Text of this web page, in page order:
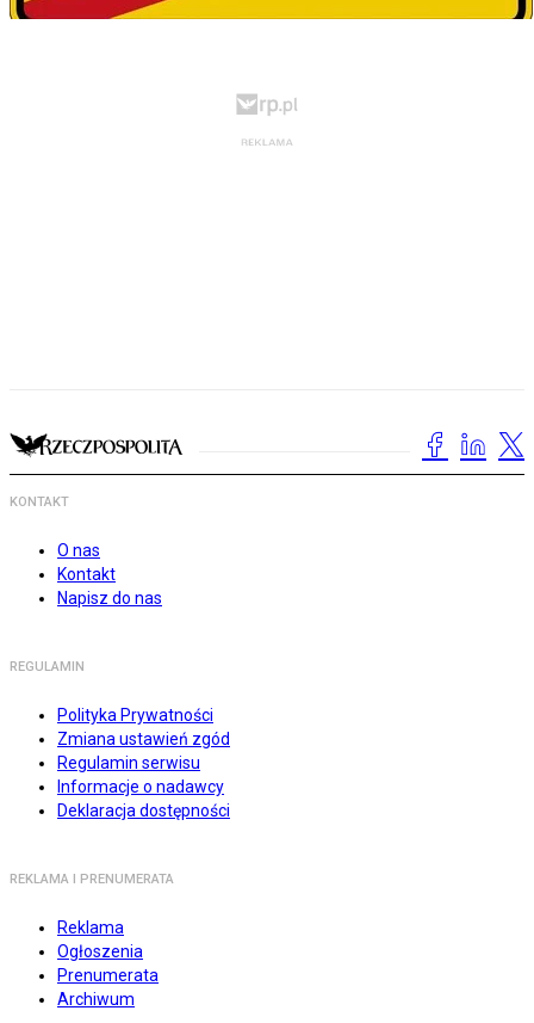
KONTAKT
O nas
Kontakt
Napisz do nas
REGULAMIN
Polityka Prywatności
Zmiana ustawień zgód
Regulamin serwisu
Informacje o nadawcy
Deklaracja dostępności
REKLAMA I PRENUMERATA
Reklama
Ogłoszenia
Prenumerata
Archiwum